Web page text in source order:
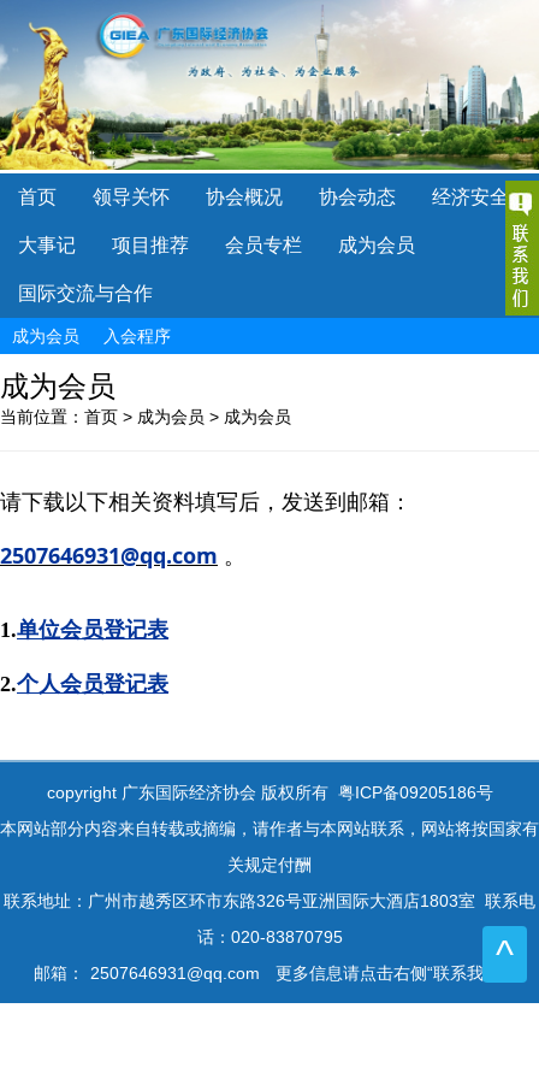
首页 领导关怀 协会概况 协会动态 经济安全
大事记 项目推荐 会员专栏 成为会员
国际交流与合作
成为会员 入会程序
成为会员
当前位置： 首页 > 成为会员 > 成为会员
请下载以下相关资料填写后，发送到邮箱：
2507646931@qq.com 。
1.单位会员登记表
2.个人会员登记表
copyright 广东国际经济协会 版权所有 粤ICP备09205186号
本网站部分内容来自转载或摘编，请作者与本网站联系，网站将按国家有
关规定付酬
联系地址：广州市越秀区环市东路326号亚洲国际大酒店1803室 联系电
话：020-83870795
邮箱：
2507646931@qq.com 更多信息请点击右侧“联系我们”^